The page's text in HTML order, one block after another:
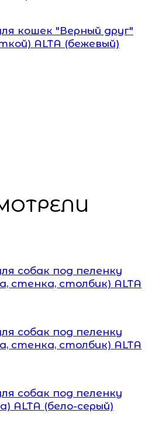
кошек "Верный друг"
ALTA (бежевый)
собак под пеленку
стенка, столбик) ALTA
собак под пеленку
стенка, столбик) ALTA
собак под пеленку
ALTA (бело-серый)